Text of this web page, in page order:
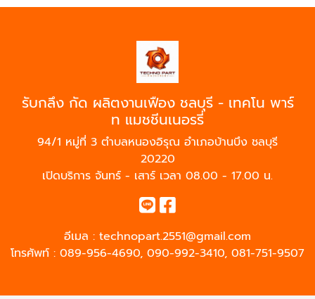
รับกลึง กัด ผลิตงานเฟือง ชลบุรี - เทคโน พาร์
ท แมชชีนเนอรรี่
94/1 หมู่ที่ 3 ตำบลหนองอิรุณ อำเภอบ้านบึง ชลบุรี
20220
เปิดบริการ จันทร์ - เสาร์ เวลา 08.00 - 17.00 น.
อีเมล : technopart.2551@gmail.com
โทรศัพท์ : 089-956-4690, 090-992-3410, 081-751-9507